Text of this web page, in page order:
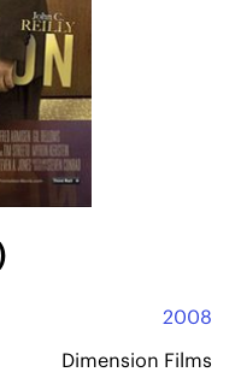
2008
Dimension Films